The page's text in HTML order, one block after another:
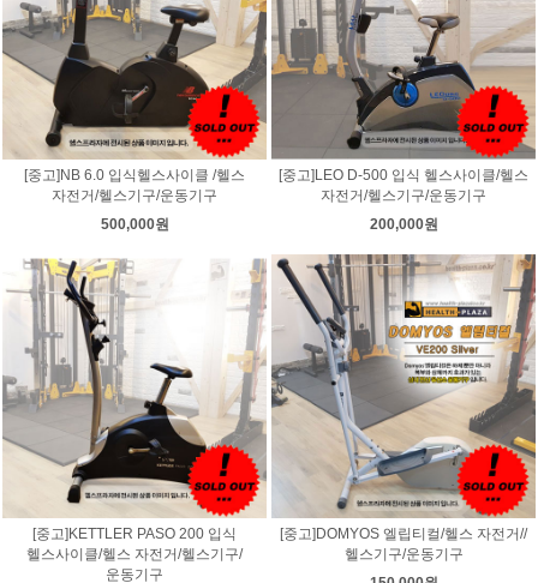
[중고]NB 6.0 입식헬스사이클 /헬스
자전거/헬스기구/운동기구
500,000원
[중고]LEO D-500 입식 헬스사이클/헬스
자전거/헬스기구/운동기구
200,000원
[중고]KETTLER PASO 200 입식
헬스사이클/헬스 자전거/헬스기구/
운동기구
[중고]DOMYOS 엘립티컬/헬스 자전거//
헬스기구/운동기구